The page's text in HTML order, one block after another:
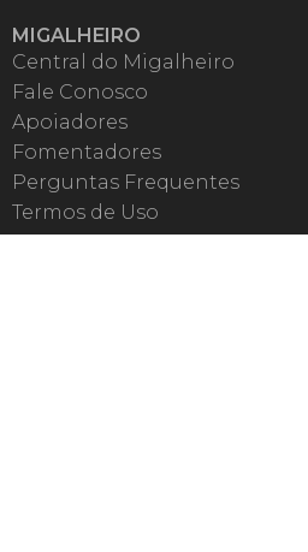
MIGALHEIRO
Central do Migalheiro
Fale Conosco
Apoiadores
Fomentadores
Perguntas Frequentes
Termos de Uso
Quem Somos